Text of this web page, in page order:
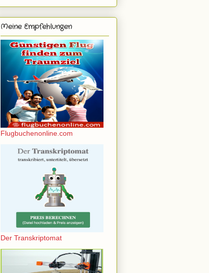
Meine Empfehlungen
Flugbuchenonline.com
Der Transkriptomat